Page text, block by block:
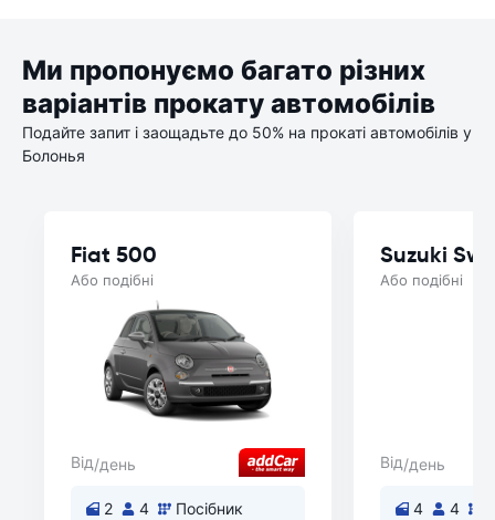
Ми пропонуємо багато різних
варіантів прокату автомобілів
Подайте запит і заощадьте до 50% на прокаті автомобілів у
Болонья
Fiat 500
Або подібні
Від/день
2 4 Посібник
Suzuki
Або подібні
Від/день
4 4